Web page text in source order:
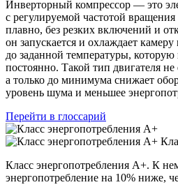
Инверторный компрессор — это
с регулируемой частотой
плавно, без резких включений и
он запускается и охлаждает
до заданной температуры,
постоянно. Такой тип двигателя
а только до минимума снижает
уровень шума и меньшее
Перейти в глоссарий
Класс энергопотребления А+. К
энергопотребление на 10% ниже,